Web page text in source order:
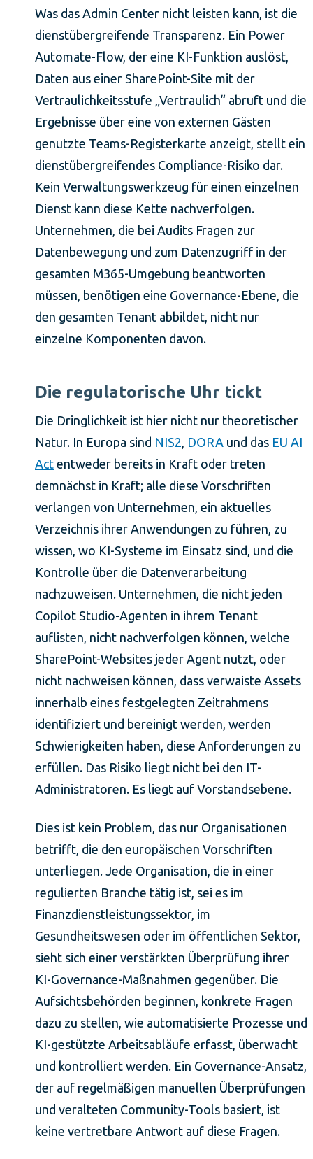
Was das Admin Center nicht leisten kann, ist die
dienstübergreifende Transparenz. Ein Power
Automate-Flow, der eine KI-Funktion auslöst,
Daten aus einer SharePoint-Site mit der
Vertraulichkeitsstufe „Vertraulich“ abruft und die
Ergebnisse über eine von externen Gästen
genutzte Teams-Registerkarte anzeigt, stellt ein
dienstübergreifendes Compliance-Risiko dar.
Kein Verwaltungswerkzeug für einen einzelnen
Dienst kann diese Kette nachverfolgen.
Unternehmen, die bei Audits Fragen zur
Datenbewegung und zum Datenzugriff in der
gesamten M365-Umgebung beantworten
müssen, benötigen eine Governance-Ebene, die
den gesamten Tenant abbildet, nicht nur
einzelne Komponenten davon.
Die regulatorische Uhr tickt
Die Dringlichkeit ist hier nicht nur theoretischer
Natur. In Europa sind NIS2 DORA und das EU AI
Act entweder bereits in Kraft oder treten
demnächst in Kraft; alle diese Vorschriften
verlangen von Unternehmen, ein aktuelles
Verzeichnis ihrer Anwendungen zu führen, zu
wissen, wo KI-Systeme im Einsatz sind, und die
Kontrolle über die Datenverarbeitung
nachzuweisen. Unternehmen, die nicht jeden
Copilot Studio-Agenten in ihrem Tenant
auflisten, nicht nachverfolgen können, welche
SharePoint-Websites jeder Agent nutzt, oder
nicht nachweisen können, dass verwaiste Assets
innerhalb eines festgelegten Zeitrahmens
identifiziert und bereinigt werden, werden
Schwierigkeiten haben, diese Anforderungen zu
erfüllen. Das Risiko liegt nicht bei den IT-
Administratoren. Es liegt auf Vorstandsebene.
Dies ist kein Problem, das nur Organisationen
betrifft, die den europäischen Vorschriften
unterliegen. Jede Organisation, die in einer
regulierten Branche tätig ist, sei es im
Finanzdienstleistungssektor, im
Gesundheitswesen oder im öffentlichen Sektor,
sieht sich einer verstärkten Überprüfung ihrer
KI-Governance-Maßnahmen gegenüber. Die
Aufsichtsbehörden beginnen, konkrete Fragen
dazu zu stellen, wie automatisierte Prozesse und
KI-gestützte Arbeitsabläufe erfasst, überwacht
und kontrolliert werden. Ein Governance-Ansatz,
der auf regelmäßigen manuellen Überprüfungen
und veralteten Community-Tools basiert, ist
keine vertretbare Antwort auf diese Fragen.